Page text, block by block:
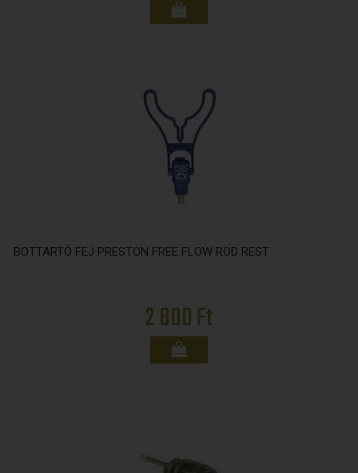
BOTTARTÓ FEJ PRESTON FREE FLOW ROD REST
2 800 Ft